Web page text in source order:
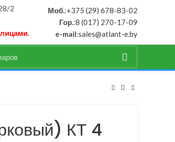
2
Моб.:+375 (29) 678-83-02
Гор.:8 (017) 270-17-09
e-mail:sales@atlant-e.by
КТ 4